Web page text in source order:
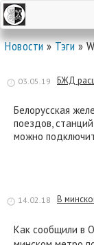
Новости»Тэги»
03.05.19 БЖД
Белорусская
поездов,
можно
14.02.18 В
Как сообщили в